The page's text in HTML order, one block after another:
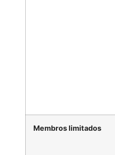
Membros limitados